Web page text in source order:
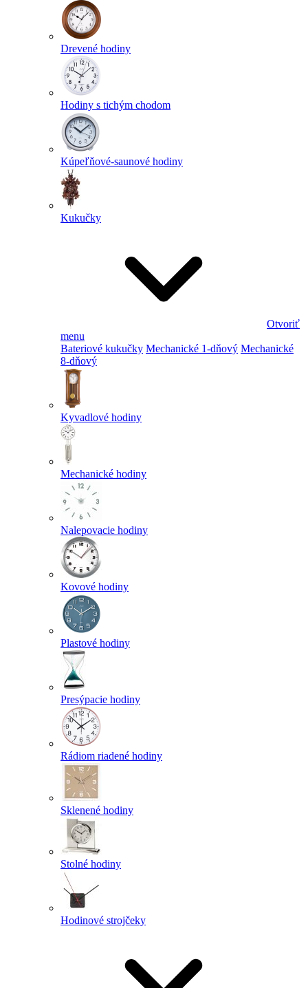
Drevené hodiny
Hodiny s tichým chodom
Kúpeľňové-saunové hodiny
Kukučky
Otvoriť
menu
Bateriové kukučky Mechanické 1-dňový Mechanické
8-dňový
Kyvadlové hodiny
Mechanické hodiny
Nalepovacie hodiny
Kovové hodiny
Plastové hodiny
Presýpacie hodiny
Rádiom riadené hodiny
Sklenené hodiny
Stolné hodiny
Hodinové strojčeky